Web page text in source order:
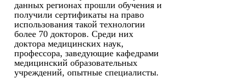
данных регионах прошли обучения и
получили сертификаты на право
использования такой технологии
более 70 докторов. Среди них
доктора медицинских наук,
профессора, заведующие кафедрами
медицинский образовательных
учреждений, опытные специалисты.